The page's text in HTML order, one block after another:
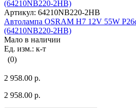
Артикул: 64210NB220-2HB
Автолампа OSRAM H7 12V 55W
(64210NB220-2HB)
Мало в наличии
Ед. изм.: к-т
(0)
2 958.00 р.
2 958.00 р.